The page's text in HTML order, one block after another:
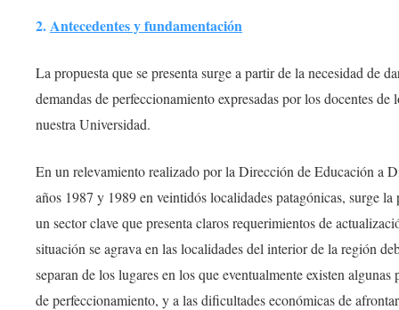
2.Antecedentes y fundamentación
La propuesta que se presenta surge a partir de la necesidad de
demandas de perfeccionamiento expresadas por los docentes
nuestra Universidad.
En un relevamiento realizado por la Dirección de Educación a
años 1987 y 1989 en veintidós localidades patagónicas, surge
un sector clave que presenta claros requerimientos de
situación se agrava en las localidades del interior de la región
separan de los lugares en los que eventualmente existen
de perfeccionamiento, y a las dificultades económicas de